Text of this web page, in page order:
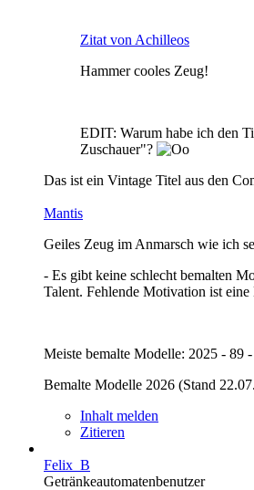
Zitat von Achilleos
Hammer cooles Zeug!
EDIT: Warum habe ich den
Zuschauer"?
Das ist ein Vintage Titel aus den
Mantis
Geiles Zeug im Anmarsch wie ich
- Es gibt keine schlecht bemalten
Talent. Fehlende Motivation ist
Meiste bemalte Modelle: 2025 - 89 -
Bemalte Modelle 2026 (Stand
Inhalt melden
Zitieren
Felix_B
Getränkeautomatenbenutzer